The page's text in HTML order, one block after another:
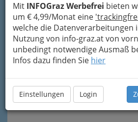
Mit INFOGraz Werbefrei bieten
um € 4,99/Monat eine
welche die Datenverarbeitungen
Nutzung von info-graz.at von
unbedingt notwendige Ausmaß
Infos dazu finden Sie hier
Einstellungen Login
Meine